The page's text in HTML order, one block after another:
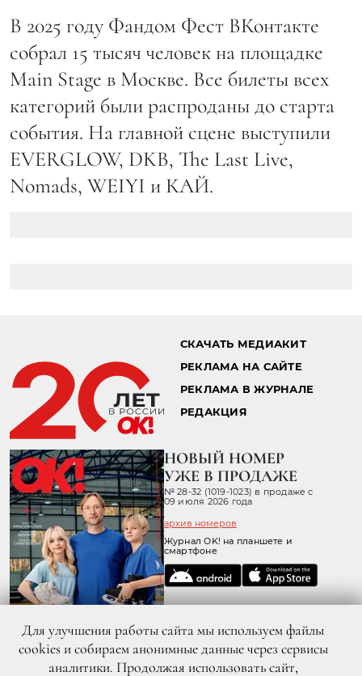
В 2025 году Фандом Фест ВКонтакте
собрал 15 тысяч человек на площадке
Main Stage в Москве. Все билеты всех
категорий были распроданы до старта
события. На главной сцене выступили
EVERGLOW, DKB, The Last Live,
Nomads, WEIYI и КАЙ.
СКАЧАТЬ МЕДИАКИТ
РЕКЛАМА НА САЙТЕ
РЕКЛАМА В ЖУРНАЛЕ
РЕДАКЦИЯ
НОВЫЙ НОМЕР
УЖЕ В ПРОДАЖЕ
№ 28-32 (1019-1023) в продаже с
09 июля 2026 года
архив номеров
Журнал OK! на планшете и
смартфоне
Для улучшения работы сайта мы используем файлы
cookies и собираем анонимные данные через сервисы
аналитики. Продолжая использовать сайт,